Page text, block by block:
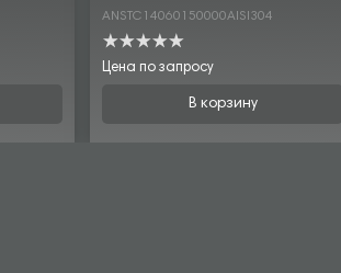
ANSTC14060150000AISI304
Цена по запросу
В корзину